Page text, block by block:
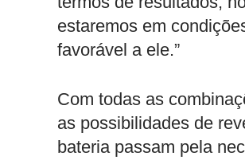
estaremos em
favorável a ele.”
Com todas as
as possibilidades de
bateria passam pela